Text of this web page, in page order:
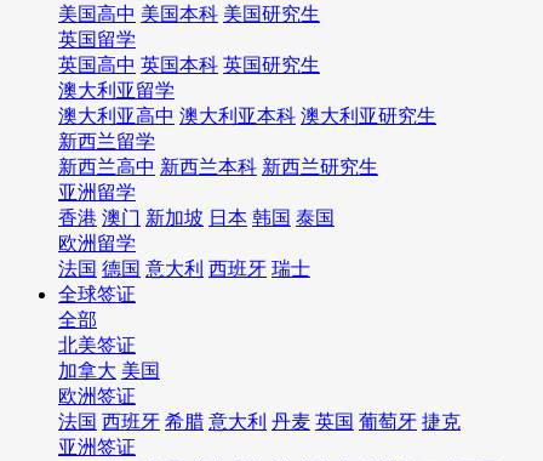
美国高中 美国本科 美国研究生
英国留学
英国高中 英国本科 英国研究生
澳大利亚留学
澳大利亚高中 澳大利亚本科 澳大利亚研究生
新西兰留学
新西兰高中 新西兰本科 新西兰研究生
亚洲留学
香港 澳门 新加坡 日本 韩国 泰国
欧洲留学
法国 德国 意大利 西班牙 瑞士
全球签证
全部
北美签证
加拿大 美国
欧洲签证
法国 西班牙 希腊 意大利 丹麦 英国 葡萄牙 捷克
亚洲签证